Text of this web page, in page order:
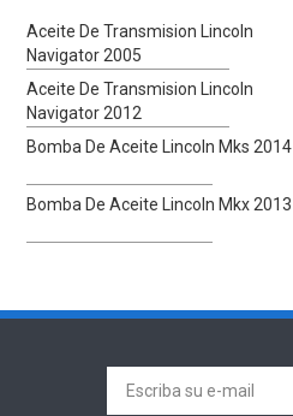
Aceite De Transmision Lincoln
Navigator 2005
Aceite De Transmision Lincoln
Navigator 2012
Bomba De Aceite Lincoln Mks 2014
Bomba De Aceite Lincoln Mkx 2013